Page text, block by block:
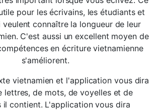
pour les écrivains, les étudiants et
connaître la longueur de leur
C'est aussi un excellent moyen de
en écriture vietnamienne
s'améliorent.
vietnamien et l'application vous dira
lettres, de mots, de voyelles et de
il contient. L'application vous dira